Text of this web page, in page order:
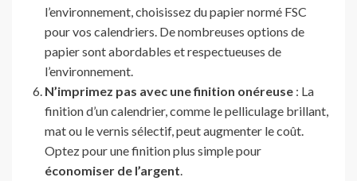
l’environnement, choisissez du papier normé FSC
pour vos calendriers. De nombreuses options de
papier sont abordables et respectueuses de
l’environnement.
N’imprimez pas avec une finition onéreuse : La
finition d’un calendrier, comme le pelliculage brillant,
mat ou le vernis sélectif, peut augmenter le coût.
Optez pour une finition plus simple pour
économiser de l’argent